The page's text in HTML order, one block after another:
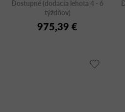
Dostupné (dodacia lehota 4 - 6
týždňov)
975,39 €